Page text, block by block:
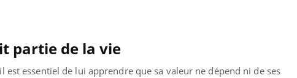
partie de la vie
est essentiel de lui apprendre que sa valeur ne dépend ni de ses